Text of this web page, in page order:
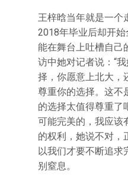
王梓晗当年就是一个
2018年毕业后却开
能在舞台上吐槽自己
访中她对记者说：“
择，你愿意上北大，
尊重你的选择。这不
的选择太值得尊重了
可能完美的，我应该
的权利，她说不对，
以我们才要不断追求
别窒息。